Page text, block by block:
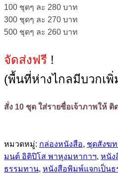
100 ชุดๆ ละ 280 บาท
300 ชุดๆ ละ 270 บาท
500 ชุดๆ ละ 260 บาท
จัดส่งฟรี !
(พื้นที่ห่างไกลมีบวกเ
สั่ง 10 ชุด ใส่รายชื่อเจ้าภาพให้ ติ
หมวดหมู่: กล่องหนังสือ, ชุดสังฆ
มนต์ อิติปิโส พาหุงมหากาฯ, หนัง
ธรรมทาน, หนังสือพิมพ์แจกเป็น